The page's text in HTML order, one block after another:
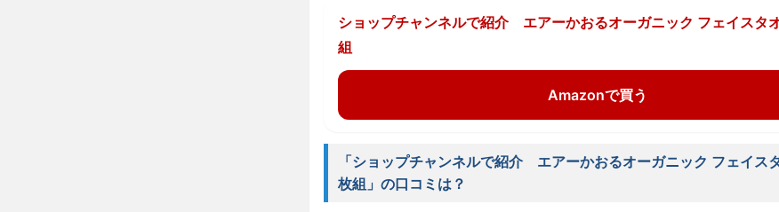
ショップチャンネルで紹介 エアーかおるオーガニック フェイスタ
組
Amazonで買う
「ショップチャンネルで紹介 エアーかおるオーガニック フェイス
枚組」の口コミは？